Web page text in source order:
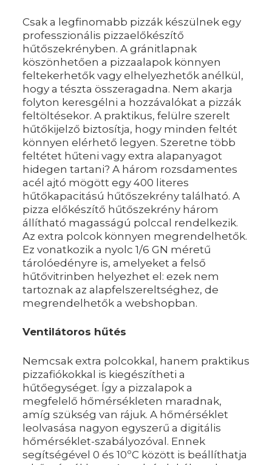
Csak a legfinomabb pizzák készülnek egy
professzionális pizzaelőkészítő
hűtőszekrényben. A gránitlapnak
köszönhetően a pizzaalapok könnyen
feltekerhetők vagy elhelyezhetők anélkül,
hogy a tészta összeragadna. Nem akarja
folyton keresgélni a hozzávalókat a pizzák
feltöltésekor. A praktikus, felülre szerelt
hűtőkijelző biztosítja, hogy minden feltét
könnyen elérhető legyen. Szeretne több
feltétet hűteni vagy extra alapanyagot
hidegen tartani? A három rozsdamentes
acél ajtó mögött egy 400 literes
hűtőkapacitású hűtőszekrény található. A
pizza előkészítő hűtőszekrény három
állítható magasságú polccal rendelkezik.
Az extra polcok könnyen megrendelhetők.
Ez vonatkozik a nyolc 1/6 GN méretű
tárolóedényre is, amelyeket a felső
hűtővitrinben helyezhet el: ezek nem
tartoznak az alapfelszereltséghez, de
megrendelhetők a webshopban.
Ventilátoros hűtés
Nemcsak extra polcokkal, hanem praktikus
pizzafiókokkal is kiegészítheti a
hűtőegységet. Így a pizzalapok a
megfelelő hőmérsékleten maradnak,
amíg szükség van rájuk. A hőmérséklet
leolvasása nagyon egyszerű a digitális
hőmérséklet-szabályozóval. Ennek
segítségével 0 és 10ºC között is beállíthatja